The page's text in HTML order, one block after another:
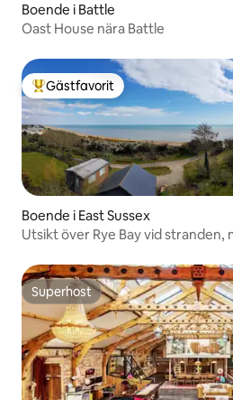
Boende i Battle
Oast House nära Battle
Populär gästfavorit
Gästfavorit
Boende i East Sussex
Utsikt över Rye Bay vid stranden,
Superhost
Superhost